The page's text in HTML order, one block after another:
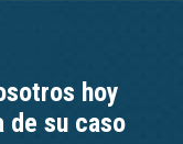
hoy
de su caso